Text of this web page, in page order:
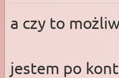
a czy to
jestem po